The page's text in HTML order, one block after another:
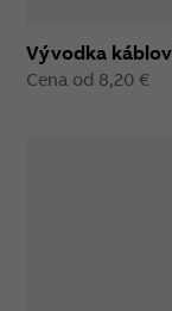
Vývodka
Cena od 8,20 €